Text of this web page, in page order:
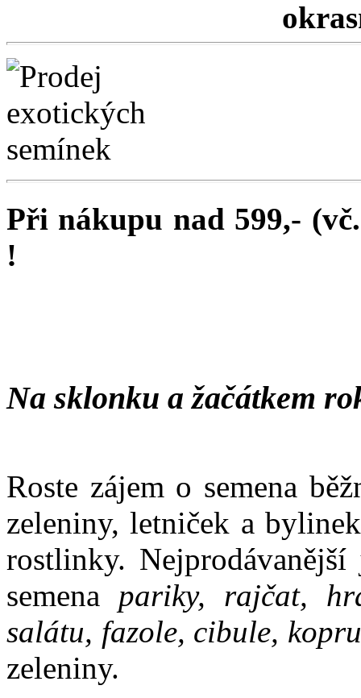
Při nákupu nad 599,-
!
Na sklonku a žačátkem
Roste zájem o semena
zeleniny, letniček a
rostlinky.
semena pariky, rajčat,
salátu, fazole, cibule,
zeleniny.